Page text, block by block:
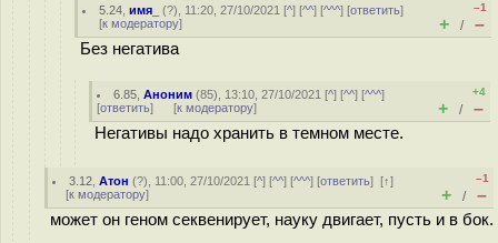
5.24 ,имя_ (?), 11:20, 27/10/2021 [^] [^^] [^^^] [ответить]
[к модератору]
–1
+ / –
Без негатива
6.85 ,Аноним (85), 13:10, 27/10/2021 [^] [^^] [^^^]
[ответить] [к модератору]
+4
+ / –
Негативы надо хранить в темном месте.
3.12 ,Атон (?), 11:00, 27/10/2021 [^] [^^] [^^^] [ответить][↑]
[к модератору]
–1
+ / –
может он геном секвенирует, науку двигает, пусть и в бок.